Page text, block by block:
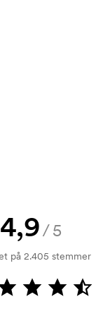
bliver
er et
4,9/5
på 2.405 stemmer